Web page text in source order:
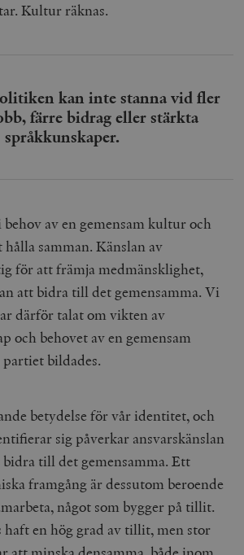
Kultur räknas.
kan inte stanna vid fler
färre bidrag eller stärkta
språkkunskaper.
av en gemensam kultur och
samman. Känslan av
för att främja medmänsklighet,
att bidra till det gemensamma. Vi
därför talat om vikten av
och behovet av en gemensam
bildades.
betydelse för vår identitet, och
sig påverkar ansvarskänslan
till det gemensamma. Ett
framgång är dessutom beroende
något som bygger på tillit.
en hög grad av tillit, men stor